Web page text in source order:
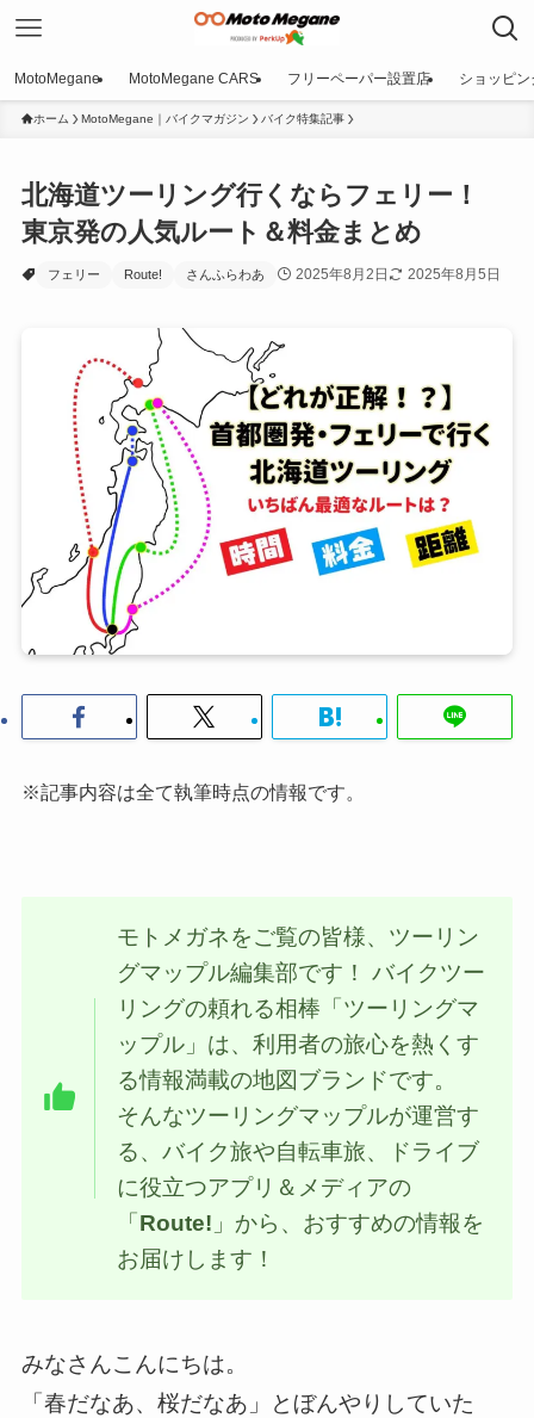
MotoMegane MotoMegane CARS フリーペーパー設置店 ショッピン
ホーム MotoMegane｜バイクマガジン バイク特集記事
北海道ツーリング行くならフェリー！
東京発の人気ルート＆料金まとめ
フェリー Route! さんふらわあ 2025年8月2日 2025年8月5日
※記事内容は全て執筆時点の情報です。
モトメガネをご覧の皆様、ツーリン
グマップル編集部です！ バイクツー
リングの頼れる相棒「ツーリングマ
ップル」は、利用者の旅心を熱くす
る情報満載の地図ブランドです。
そんなツーリングマップルが運営す
る、バイク旅や自転車旅、ドライブ
に役立つアプリ＆メディアの
「 Route! 」から、おすすめの情報を
お届けします！
みなさんこんにちは。
「春だなあ、桜だなあ」とぼんやりしていた